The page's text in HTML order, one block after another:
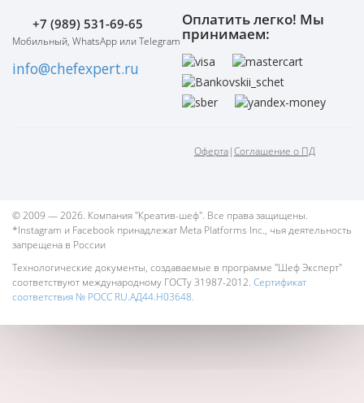
+7 (989) 531-69-65
Мобильный, WhatsApp или Telegram
info@chefexpert.ru
Оплатить легко! Мы
принимаем:
Оферта|Соглашение о ПД
© 2009 — 2026. Компания "Креатив-шеф". Все права защищены.
*Instagram и Facebook принадлежат Meta Platforms Inc., чья деятельность
запрещена в России
Технологические документы, создаваемые в программе "Шеф Эксперт"
соответствуют международному ГОСТу 31987-2012. Сертификат
соответствия № РОСС RU.АД44.Н03648.